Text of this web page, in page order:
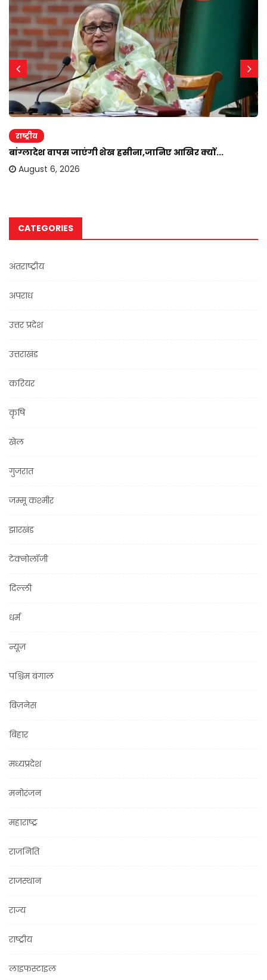
राष्ट्रीय
बांग्लादेश वापस जाएंगी शेख हसीना,जानिए आखिर क्यों...
August 6, 2026
CATEGORIES
अंतराष्ट्रीय
अपराध
उत्तर प्रदेश
उत्तराखंड
करियर
कृषि
खेल
गुजरात
जम्मू कश्मीर
झारखंड
टेक्नोलॉजी
दिल्ली
धर्म
न्यूज़
पश्चिम बंगाल
बिज़नेस
बिहार
मध्यप्रदेश
मनोरंजन
महाराष्ट्र
राजनिति
राजस्थान
राज्य
राष्ट्रीय
लाइफस्टाइल